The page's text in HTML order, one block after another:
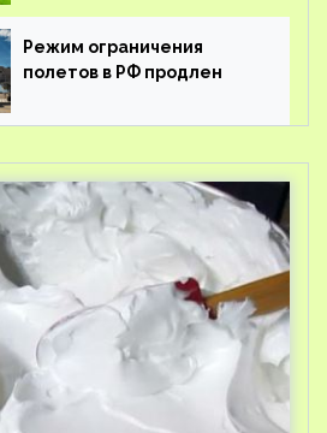
Режим ограничения
полетов в РФ продлен